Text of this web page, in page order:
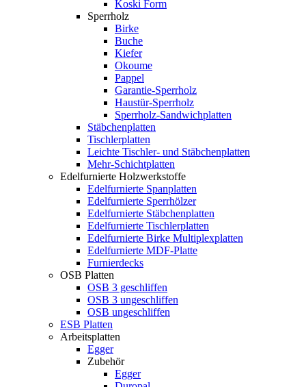
Koski Form
Sperrholz
Birke
Buche
Kiefer
Okoume
Pappel
Garantie-Sperrholz
Haustür-Sperrholz
Sperrholz-Sandwichplatten
Stäbchenplatten
Tischlerplatten
Leichte Tischler- und Stäbchenplatten
Mehr-Schichtplatten
Edelfurnierte Holzwerkstoffe
Edelfurnierte Spanplatten
Edelfurnierte Sperrhölzer
Edelfurnierte Stäbchenplatten
Edelfurnierte Tischlerplatten
Edelfurnierte Birke Multiplexplatten
Edelfurnierte MDF-Platte
Furnierdecks
OSB Platten
OSB 3 geschliffen
OSB 3 ungeschliffen
OSB ungeschliffen
ESB Platten
Arbeitsplatten
Egger
Zubehör
Egger